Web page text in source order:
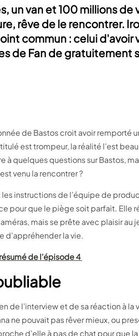
un van et 100 millions de
rêve de le rencontrer.
commun : celui d'avoir
de Fan de gratuitement
de Bastos croit avoir remporté
est trompeur, la réalité l’est
à quelques questions sur Bastos,
venu la rencontrer ?
les instructions de l’équipe de
pour que le piège soit parfait. Elle
mais se prête avec plaisir au
d’appréhender la vie.
de l’épisode 4
de l’interview et de sa réaction à
ne pouvait pas rêver mieux, ou
d’elle à pas de chat pour que